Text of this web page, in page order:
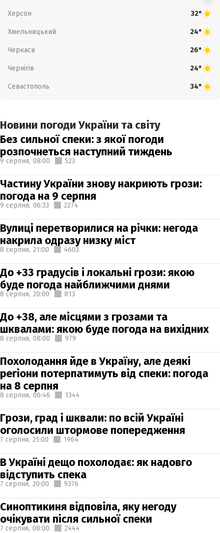
Херсон 32°
Хмельницький 24°
Черкаси 26°
Чернігів 24°
Севастополь 34°
Новини погоди України та світу
Без сильної спеки: з якої погоди
розпочнеться наступний тиждень
9 серпня, 08:00 523
Частину України знову накриють грози:
погода на 9 серпня
9 серпня, 06:33 2274
Вулиці перетворилися на річки: негода
накрила одразу низку міст
8 серпня, 21:00 4603
До +33 градусів і локальні грози: якою
буде погода найближчими днями
8 серпня, 20:00 813
До +38, але місцями з грозами та
шквалами: якою буде погода на вихідних
8 серпня, 08:00 979
Похолодання йде в Україну, але деякі
регіони потерпатимуть від спеки: погода
на 8 серпня
8 серпня, 06:46 1344
Грози, град і шквали: по всій Україні
оголосили штормове попередження
7 серпня, 21:00 1964
В Україні дещо похолодає: як надовго
відступить спека
7 серпня, 20:00 9376
Синоптикиня відповіла, яку негоду
очікувати після сильної спеки
7 серпня, 08:00 2444